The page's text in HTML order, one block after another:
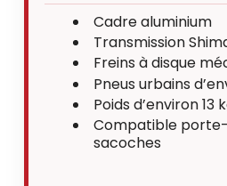
Cadre aluminium
Transmission
Freins à disque
Pneus urbains
Poids d’environ 13
Compatible
sacoches